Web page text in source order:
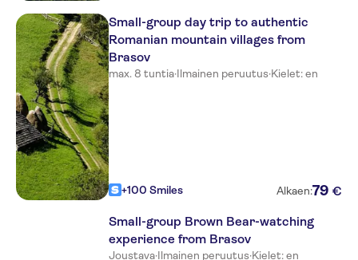
Drachenhaus Urban Village
Belvedere Hotel Brasov
Hotel Gott
Stejaris
Pensiunea Warthe
Hotel Brasov
Small-group day trip to authentic
Romanian mountain villages from
Brasov
max. 8 tuntia·Ilmainen peruutus·Kielet: en
+100 Smiles Alkaen:79 €
Small-group Brown Bear-watching
experience from Brasov
Joustava·Ilmainen peruutus·Kielet: en